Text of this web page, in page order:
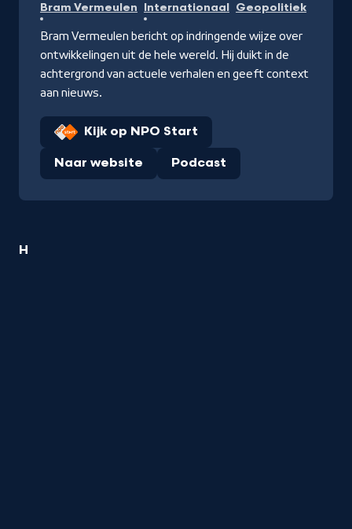
Bram Vermeulen Internationaal Geopolitiek
Bram Vermeulen bericht op indringende wijze over
ontwikkelingen uit de hele wereld. Hij duikt in de
achtergrond van actuele verhalen en geeft context
aan nieuws.
Kijk op NPO Start
Naar website Podcast
1
H